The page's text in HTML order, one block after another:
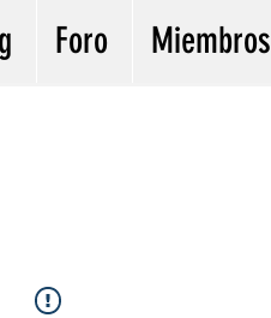
Foro Miembros